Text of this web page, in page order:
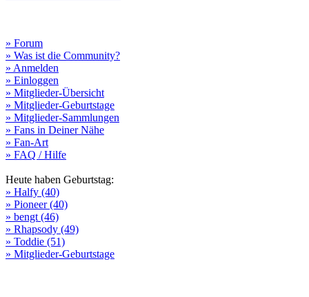
» Forum
» Was ist die Community?
» Anmelden
» Einloggen
» Mitglieder-Übersicht
» Mitglieder-Geburtstage
» Mitglieder-Sammlungen
» Fans in Deiner Nähe
» Fan-Art
» FAQ / Hilfe
Heute haben Geburtstag:
» Halfy (40)
» Pioneer (40)
» bengt (46)
» Rhapsody (49)
» Toddie (51)
» Mitglieder-Geburtstage